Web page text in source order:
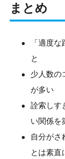
まとめ
「適度
と
少人数の
が多い
詮索しす
い関係を
自分がさ
とは素直